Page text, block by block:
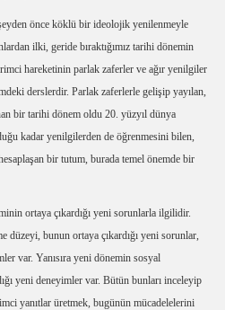
önce köklü bir ideolojik yenilenmeyle
ilki, geride bıraktığımız tarihi dönemin
hareketinin parlak zaferler ve ağır yenilgiler
derslerdir. Parlak zaferlerle gelişip yayılan,
bir tarihi dönem oldu 20. yüzyıl dünya
kadar yenilgilerden de öğrenmesini bilen,
bir tutum, burada temel önemde bir
ortaya çıkardığı yeni sorunlarla ilgilidir.
düzeyi, bunun ortaya çıkardığı yeni sorunlar,
var. Yanısıra yeni dönemin sosyal
yeni deneyimler var. Bütün bunları inceleyip
yanıtlar üretmek, bugünün mücadelelerini